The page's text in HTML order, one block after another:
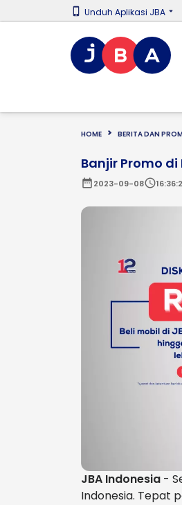
Unduh Aplikasi JBA
HOME BERITA DAN
Banjir Promo
date_range2023-09-08schedule
JBA Indonesia -
Indonesia. Tepat